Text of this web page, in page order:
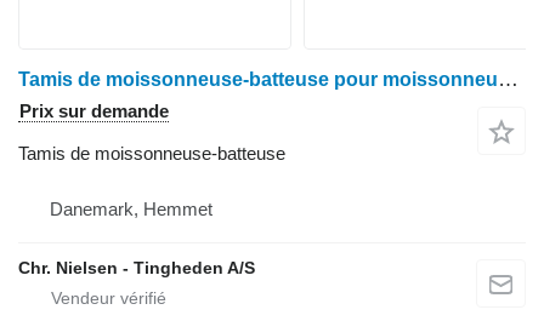
Tamis de moissonneuse-batteuse pour moissonneuse-batteuse John Deere T660I
Prix sur demande
Tamis de moissonneuse-batteuse
Danemark, Hemmet
Chr. Nielsen - Tingheden A/S